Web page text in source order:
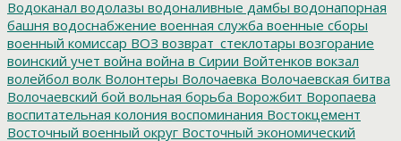
Водоканал водолазы водоналивные дамбы водонапорная
башня водоснабжение военная служба военные сборы
военный комиссар ВОЗ возврат_стеклотары возгорание
воинский учет война война в Сирии Войтенков вокзал
волейбол волк Волонтеры Волочаевка Волочаевская битва
Волочаевский бой вольная борьба Ворожбит Воропаева
воспитательная колония воспоминания Востокцемент
Восточный военный округ Восточный экономический